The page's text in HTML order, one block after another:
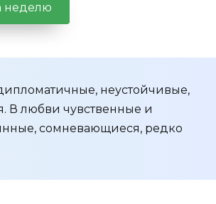
неделю
неустойчивые,
В любви чувственные и
сомневающиеся, редко